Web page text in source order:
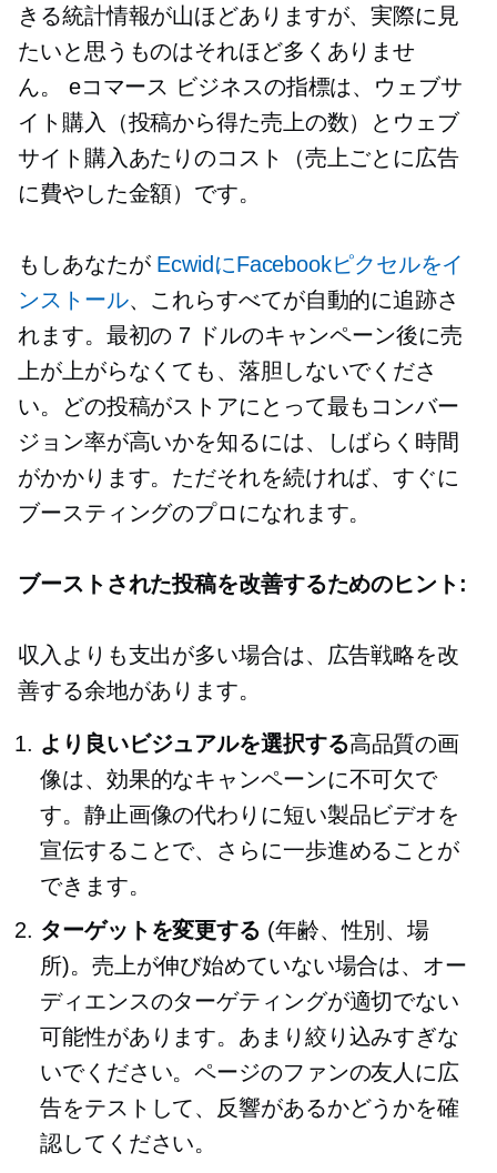
きる統計情報が山ほどありますが、実際に見
たいと思うものはそれほど多くありませ
ん。 eコマース ビジネスの指標は、ウェブサ
イト購入（投稿から得た売上の数）とウェブ
サイト購入あたりのコスト（売上ごとに広告
に費やした金額）です。
もしあなたが EcwidにFacebookピクセルをイ
ンストール、これらすべてが自動的に追跡さ
れます。最初の 7 ドルのキャンペーン後に売
上が上がらなくても、落胆しないでくださ
い。どの投稿がストアにとって最もコンバー
ジョン率が高いかを知るには、しばらく時間
がかかります。ただそれを続ければ、すぐに
ブースティングのプロになれます。
ブーストされた投稿を改善するためのヒント:
収入よりも支出が多い場合は、広告戦略を改
善する余地があります。
より良いビジュアルを選択する高品質の画
像は、効果的なキャンペーンに不可欠で
す。静止画像の代わりに短い製品ビデオを
宣伝することで、さらに一歩進めることが
できます。
ターゲットを変更する (年齢、性別、場
所)。売上が伸び始めていない場合は、オー
ディエンスのターゲティングが適切でない
可能性があります。あまり絞り込みすぎな
いでください。ページのファンの友人に広
告をテストして、反響があるかどうかを確
認してください。